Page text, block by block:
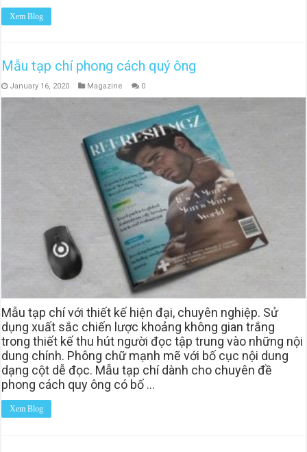
Xem Blog
Mẫu tạp chí phong cách quý ông
January 16, 2020 Magazine 0
Mẫu tạp chí với thiết kế hiện đại, chuyên nghiệp. Sử
dụng xuất sắc chiến lược khoảng không gian trắng
trong thiết kế thu hút người đọc tập trung vào những nội
dung chính. Phông chữ mạnh mẽ với bố cục nội dung
dạng cột dễ đọc. Mẫu tạp chí dành cho chuyên đề
phong cách quy ông có bố …
Xem Blog